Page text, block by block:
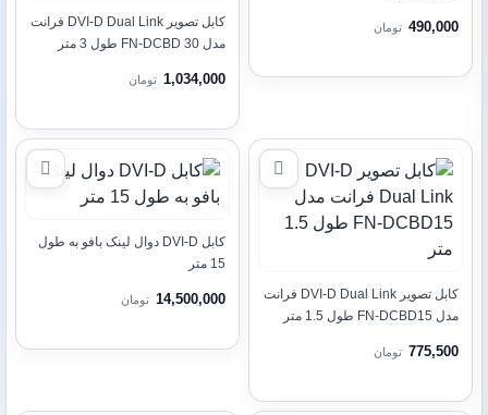
490,000 تومان
کابل تصویر DVI-D Dual Link فرانت
مدل FN-DCBD 30 طول 3 متر
1,034,000 تومان
کابل تصویر DVI-D Dual Link فرانت
مدل FN-DCBD15 طول 1.5 متر
775,500 تومان
کابل DVI-D دوال لینک بافو به طول
15 متر
14,500,000 تومان